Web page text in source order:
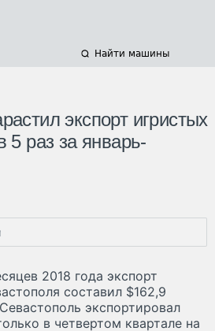
Найти машины
экспорт игристых
5 раз за январь-
2018 года экспорт
составил $162,9
экспортировал
в четвертом квартале на